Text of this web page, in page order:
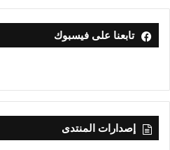
تابعنا على فيسبوك
إصدارات المنتدى